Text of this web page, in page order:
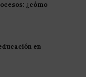
¿cómo
en